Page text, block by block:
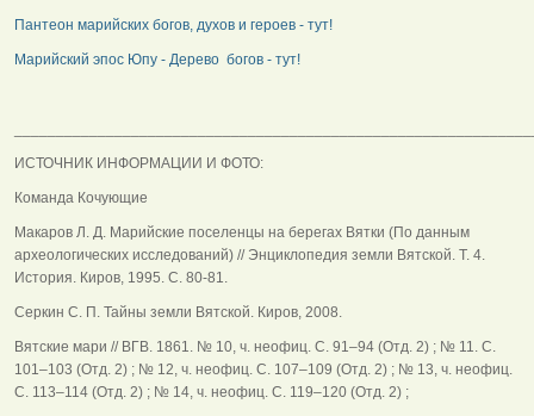
Пантеон марийских богов, духов и героев - тут!
Марийский эпос Юпу - Дерево богов - тут!
ИСТОЧНИК ИНФОРМАЦИИ И ФОТО:
Команда Кочующие
Макаров Л. Д. Марийские поселенцы на берегах Вятки (По данным
археологических исследований) // Энциклопедия земли Вятской. Т. 4.
История. Киров, 1995. С. 80-81.
Серкин С. П. Тайны земли Вятской. Киров, 2008.
Вятские мари // ВГВ. 1861. № 10, ч. неофиц. С. 91–94 (Отд. 2) ; № 11. С.
101–103 (Отд. 2) ; № 12, ч. неофиц. С. 107–109 (Отд. 2) ; № 13, ч. неофиц.
С. 113–114 (Отд. 2) ; № 14, ч. неофиц. С. 119–120 (Отд. 2) ;